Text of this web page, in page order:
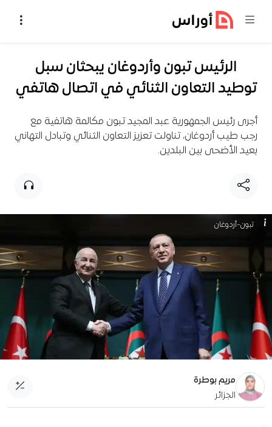
الرئيس تبون وأردوغان يبحثان سبل
توطيد التعاون الثنائي في اتصال هاتفي
أجرى رئيس الجمهورية عبد المجيد تبون مكالمة هاتفية مع
رجب طيب أردوغان، تناولت تعزيز التعاون الثنائي وتبادل التهاني
بعيد الأضحى بين البلدين.
تبون-أردوغان
مريم بوطرة
الجزائر